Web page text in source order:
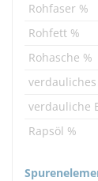
Rohfaser %
Rohfett %
Rohasche %
verdauliche
Rapsöl %